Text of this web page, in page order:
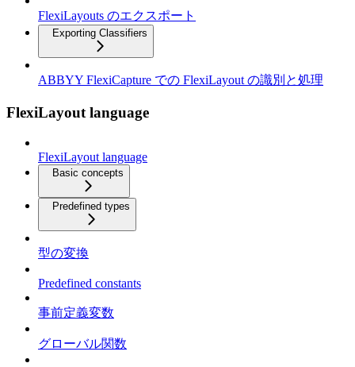
FlexiLayouts のエクスポート
Exporting Classifiers
ABBYY FlexiCapture での FlexiLayout の識別と処理
FlexiLayout language
FlexiLayout language
Basic concepts
Predefined types
型の変換
Predefined constants
事前定義変数
グローバル関数